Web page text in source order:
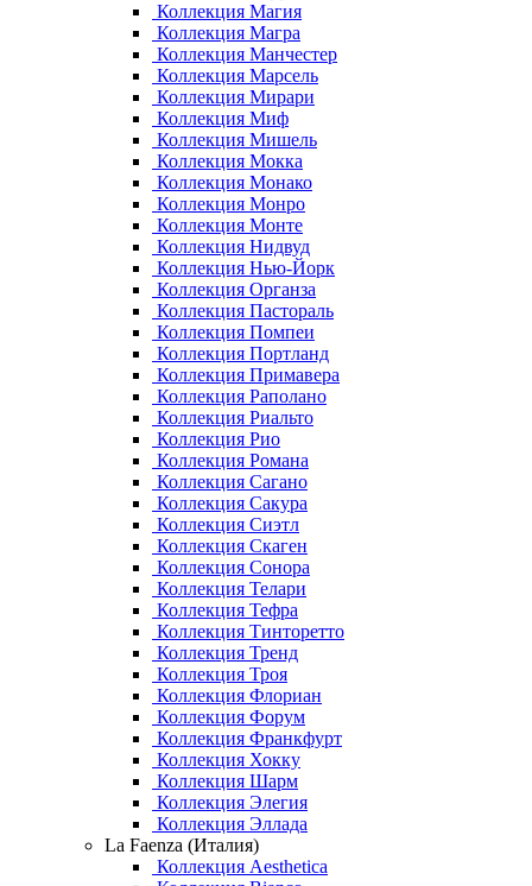
Коллекция Магия
Коллекция Магра
Коллекция Манчестер
Коллекция Марсель
Коллекция Мирари
Коллекция Миф
Коллекция Мишель
Коллекция Мокка
Коллекция Монако
Коллекция Монро
Коллекция Монте
Коллекция Нидвуд
Коллекция Нью-Йорк
Коллекция Органза
Коллекция Пастораль
Коллекция Помпеи
Коллекция Портланд
Коллекция Примавера
Коллекция Раполано
Коллекция Риальто
Коллекция Рио
Коллекция Романа
Коллекция Сагано
Коллекция Сакура
Коллекция Сиэтл
Коллекция Скаген
Коллекция Сонора
Коллекция Телари
Коллекция Тефра
Коллекция Тинторетто
Коллекция Тренд
Коллекция Троя
Коллекция Флориан
Коллекция Форум
Коллекция Франкфурт
Коллекция Хокку
Коллекция Шарм
Коллекция Элегия
Коллекция Эллада
La Faenza (Италия)
Коллекция Aesthetica